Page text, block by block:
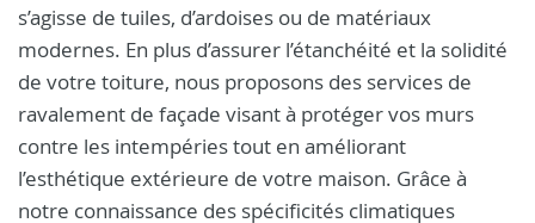
s’agisse de tuiles, d’ardoises ou de matériaux
modernes. En plus d’assurer l’étanchéité et la solidité
de votre toiture, nous proposons des services de
ravalement de façade visant à protéger vos murs
contre les intempéries tout en améliorant
l’esthétique extérieure de votre maison. Grâce à
notre connaissance des spécificités climatiques